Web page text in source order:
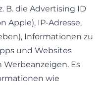
B. die Advertising ID
Apple), IP-Adresse,
Informationen zu
und Websites
Es
wie